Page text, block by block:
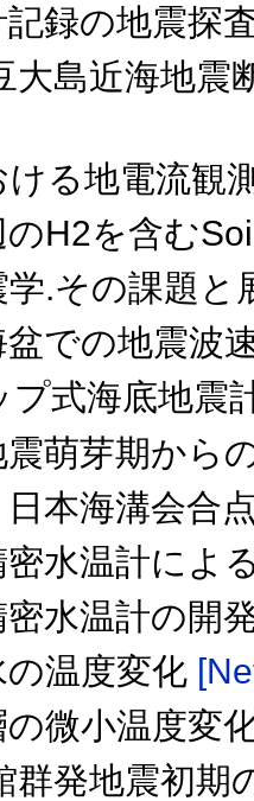
記録の地震探
大島近海地
ける地電流観
のH2を含む
学.その課題と
盆での地震波
プ式海底地震
震萌芽期から
日本海溝会合
密水温計によ
密水温計の開
温度変化
の微小温度変
群発地震初期